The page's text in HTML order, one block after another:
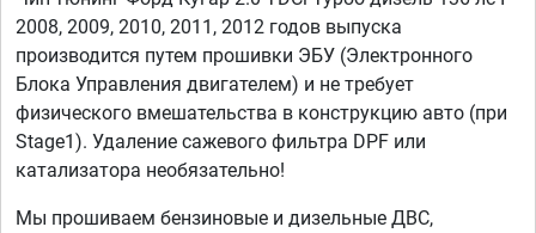
2008, 2009, 2010, 2011, 2012 годов выпуска
производится путем прошивки ЭБУ (Электронного
Блока Управления двигателем) и не требует
физического вмешательства в конструкцию авто (при
Stage1). Удаление сажевого фильтра DPF или
катализатора необязательно!
Мы прошиваем бензиновые и дизельные ДВС,